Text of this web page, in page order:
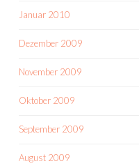
Januar 2010
Dezember 2009
November 2009
Oktober 2009
September 2009
August 2009